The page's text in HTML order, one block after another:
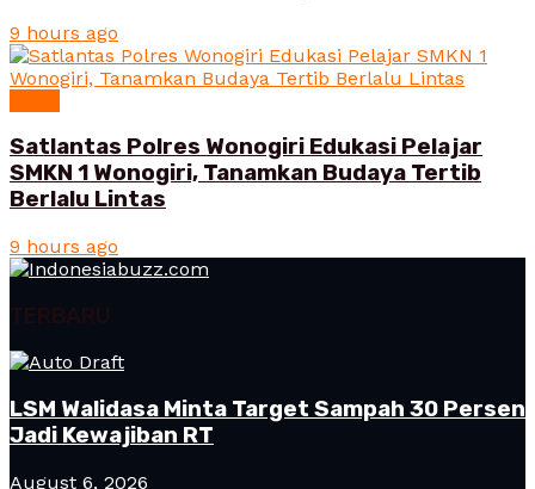
9 hours ago
Satlantas Polres Wonogiri Edukasi Pelajar
SMKN 1 Wonogiri, Tanamkan Budaya Tertib
Berlalu Lintas
9 hours ago
TERBARU
LSM Walidasa Minta Target Sampah 30 Persen
Jadi Kewajiban RT
August 6, 2026